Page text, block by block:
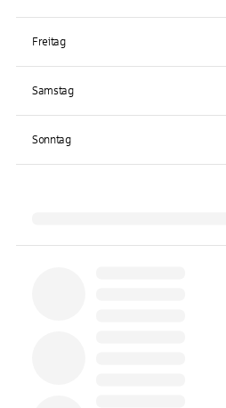
Freitag
Samstag
Sonntag